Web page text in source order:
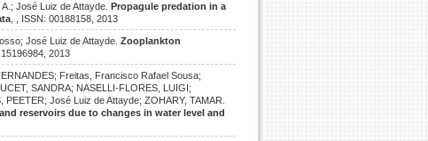
José Luiz de Attayde. Propagule predation in a
, , ISSN: 00188158, 2013
José Luiz de Attayde. Zooplankton
15196984, 2013
Freitas, Francisco Rafael Sousa;
SANDRA; NASELLI-FLORES, LUIGI;
José Luiz de Attayde; ZOHARY, TAMAR.
reservoirs due to changes in water level and